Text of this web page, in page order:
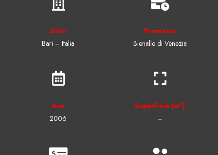
Sitio
Bari – Italia
Promotor
Bienalle di Venezia
Ano
2006
Superficie (m²)
–